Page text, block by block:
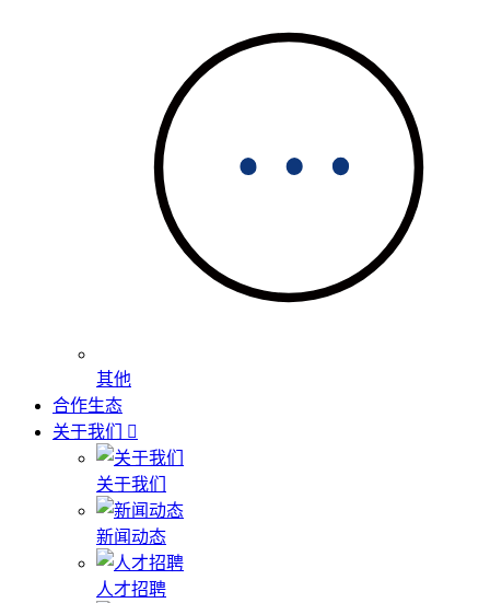
其他
合作生态
关于我们
关于我们
新闻动态
人才招聘